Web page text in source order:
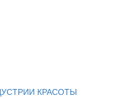
КРАСОТЫ